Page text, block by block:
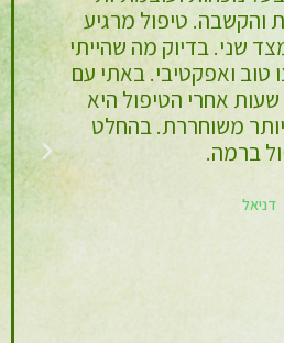
האישי והחביבות שלה
שכרוכה בטיפול פיזי
מהטיפול ומהחברה
מפתיע ונדיר ביום נטול
וחוזרת אליה, והיא
שאבדו ו"מתקנת"